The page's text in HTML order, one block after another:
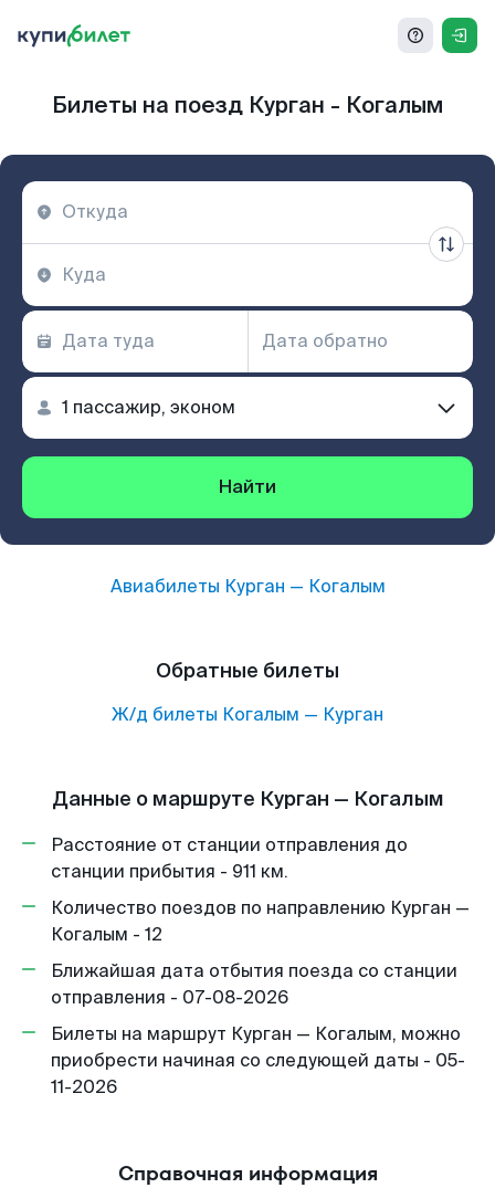
Билеты на поезд Курган - Когалым
Найти
Авиабилеты Курган — Когалым
Обратные билеты
Ж/д билеты Когалым — Курган
Данные о маршруте Курган — Когалым
Расстояние от станции отправления до
станции прибытия - 911 км.
Количество поездов по направлению Курган —
Когалым - 12
Ближайшая дата отбытия поезда со станции
отправления - 07-08-2026
Билеты на маршрут Курган — Когалым, можно
приобрести начиная со следующей даты - 05-
11-2026
Справочная информация